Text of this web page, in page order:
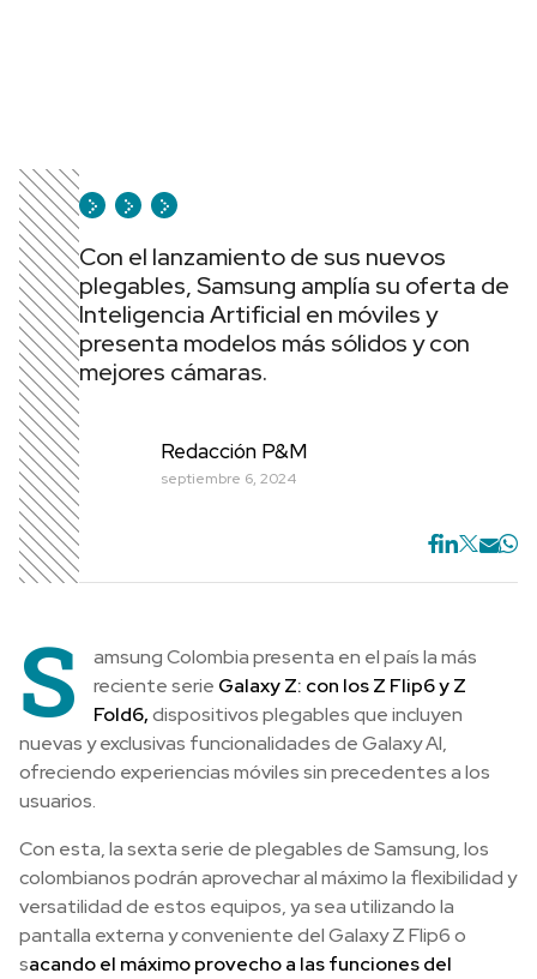
Con el lanzamiento de sus nuevos
plegables, Samsung amplía su oferta de
Inteligencia Artificial en móviles y
presenta modelos más sólidos y con
mejores cámaras.
Redacción P&M
septiembre 6, 2024
S
amsung Colombia presenta en el país la más
reciente serie Galaxy Z: con los Z Flip6 y Z
Fold6,dispositivos plegables que incluyen
nuevas y exclusivas funcionalidades de Galaxy AI,
ofreciendo experiencias móviles sin precedentes a los
usuarios.
Con esta, la sexta serie de plegables de Samsung, los
colombianos podrán aprovechar al máximo la flexibilidad y
versatilidad de estos equipos, ya sea utilizando la
pantalla externa y conveniente del Galaxy Z Flip6 o
sacando el máximo provecho a las funciones del